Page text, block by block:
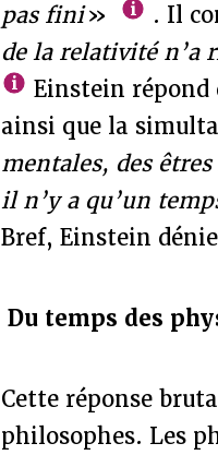
pas fini» . Il
de la relativité n’a
Einstein répond
ainsi que la
mentales, des
il n’y a qu’un
Bref, Einstein
Du temps des
Cette réponse
philosophes. Les